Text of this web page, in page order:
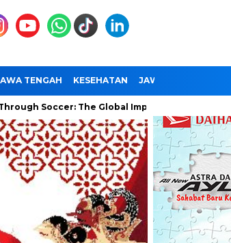
TENGAH KESEHATAN JAWA TIMUR
The Global Impact of the World Cup